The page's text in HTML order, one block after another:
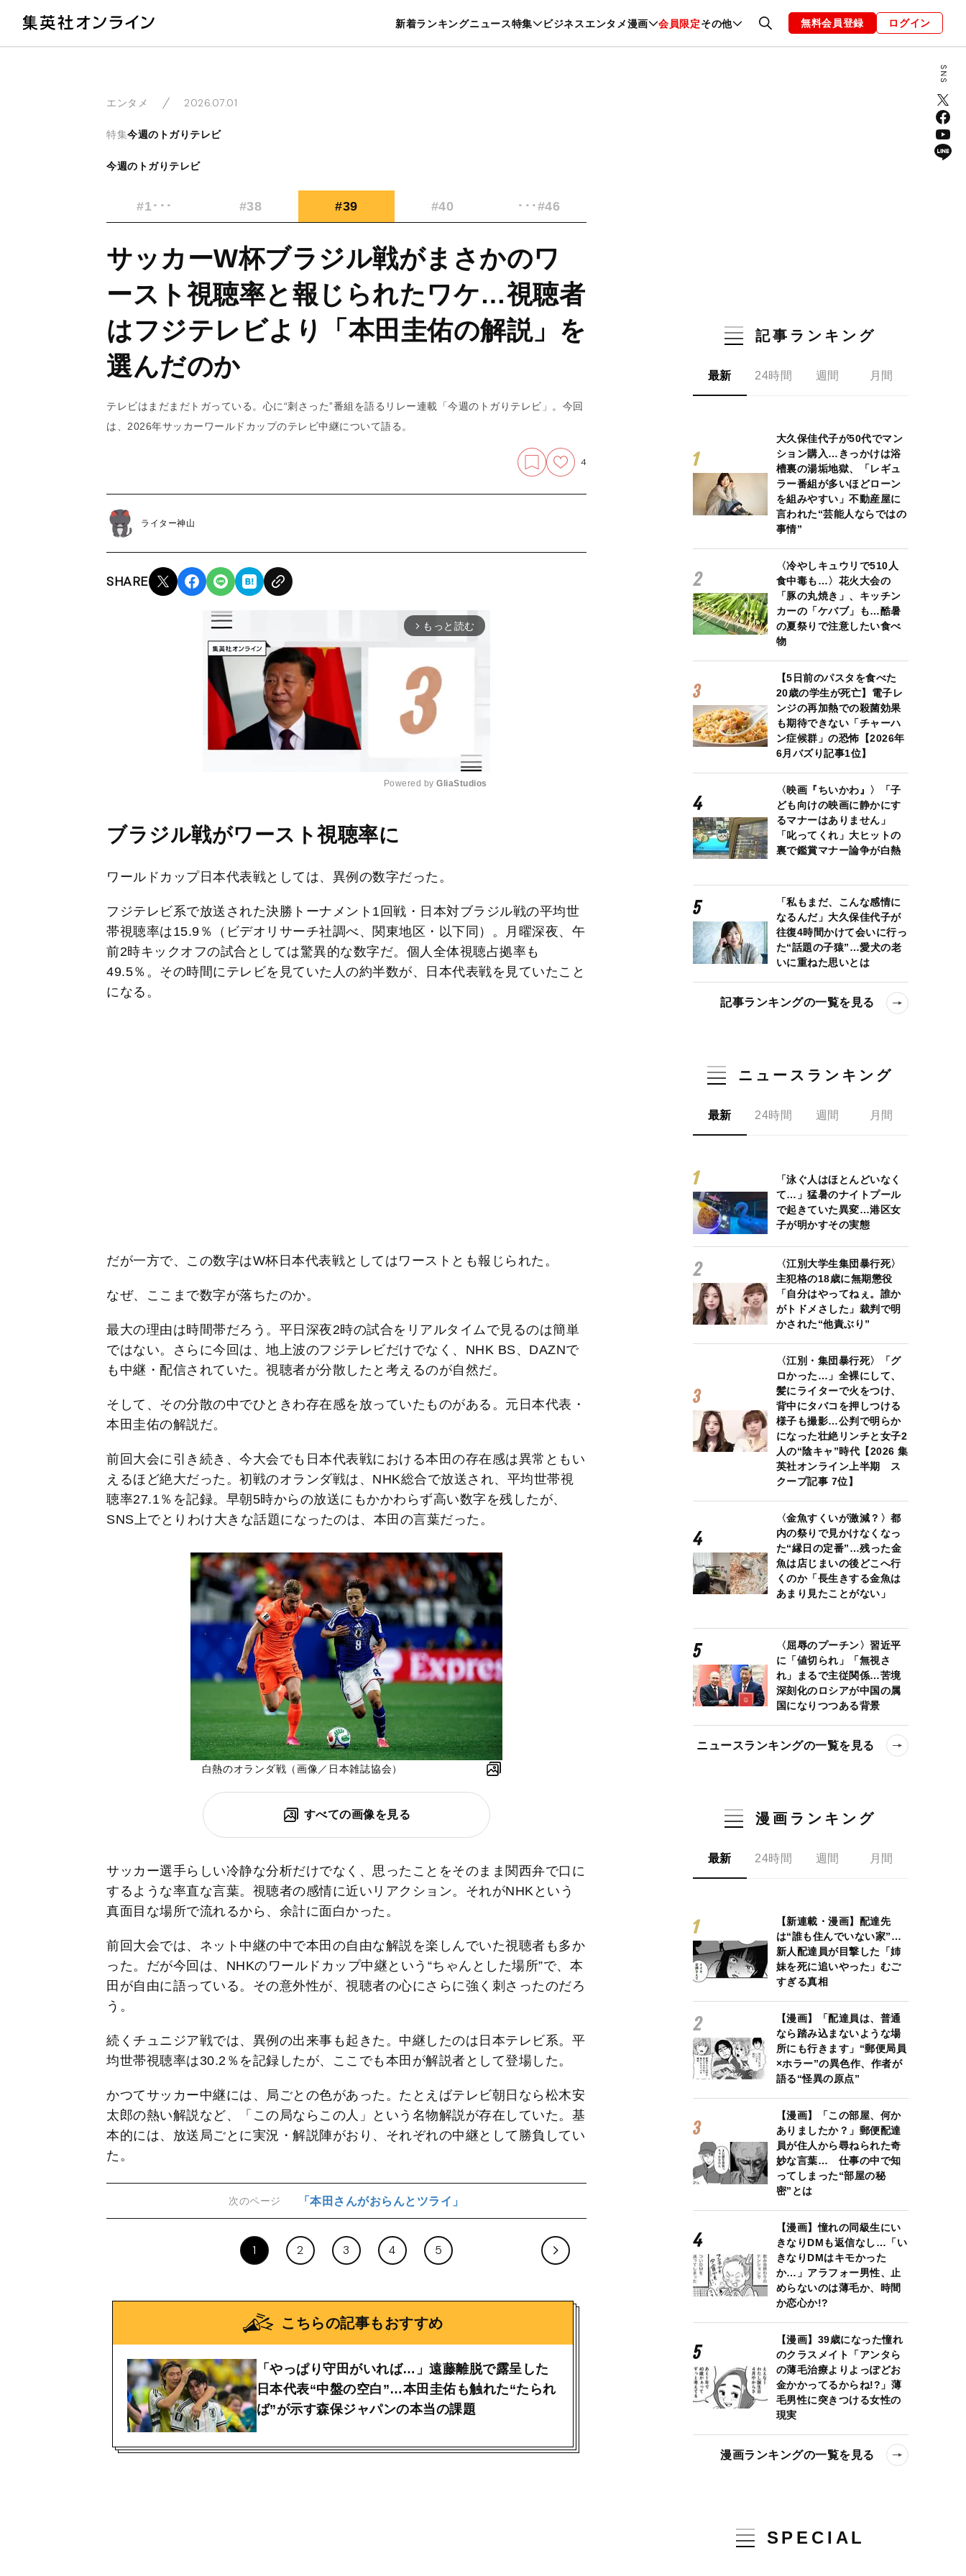
新着ランキングニュース特集 ビジネスエンタメ漫画 会員限定その他
暮らし スポーツ ヘルスケア 美容 グルメ ファッション 恋愛・結婚 編集部 お知らせ
無料会員登録 ログイン
エンタメ 2026.07.01
特集今週のトガりテレビ
今週のトガりテレビ
#1･･･ #38 #39 #40 ･･･#46
サッカーW杯ブラジル戦がまさかのワ
ースト視聴率と報じられたワケ…視聴者
はフジテレビより「本田圭佑の解説」を
選んだのか
テレビはまだまだトガっている。心に“刺さった”番組を語るリレー連載「今週のトガりテレビ」。今回
は、2026年サッカーワールドカップのテレビ中継について語る。
4
ライター神山
SHARE
arrow_forward_ios もっと読む
e
Powered by GliaStudios
ブラジル戦がワースト視聴率に
ワールドカップ日本代表戦としては、異例の数字だった。
フジテレビ系で放送された決勝トーナメント1回戦・日本対ブラジル戦の平均世
帯視聴率は15.9％（ビデオリサーチ社調べ、関東地区・以下同）。月曜深夜、午
前2時キックオフの試合としては驚異的な数字だ。個人全体視聴占拠率も
49.5％。その時間にテレビを見ていた人の約半数が、日本代表戦を見ていたこと
になる。
だが一方で、この数字はW杯日本代表戦としてはワーストとも報じられた。
なぜ、ここまで数字が落ちたのか。
最大の理由は時間帯だろう。平日深夜2時の試合をリアルタイムで見るのは簡単
ではない。さらに今回は、地上波のフジテレビだけでなく、NHK BS、DAZNで
も中継・配信されていた。視聴者が分散したと考えるのが自然だ。
そして、その分散の中でひときわ存在感を放っていたものがある。元日本代表・
本田圭佑の解説だ。
前回大会に引き続き、今大会でも日本代表戦における本田の存在感は異常ともい
えるほど絶大だった。初戦のオランダ戦は、NHK総合で放送され、平均世帯視
聴率27.1％を記録。早朝5時からの放送にもかかわらず高い数字を残したが、
SNS上でとりわけ大きな話題になったのは、本田の言葉だった。
白熱のオランダ戦（画像／日本雑誌協会）
すべての画像を見る
サッカー選手らしい冷静な分析だけでなく、思ったことをそのまま関西弁で口に
するような率直な言葉。視聴者の感情に近いリアクション。それがNHKという
真面目な場所で流れるから、余計に面白かった。
前回大会では、ネット中継の中で本田の自由な解説を楽しんでいた視聴者も多か
った。だが今回は、NHKのワールドカップ中継という“ちゃんとした場所”で、本
田が自由に語っている。その意外性が、視聴者の心にさらに強く刺さったのだろ
う。
続くチュニジア戦では、異例の出来事も起きた。中継したのは日本テレビ系。平
均世帯視聴率は30.2％を記録したが、ここでも本田が解説者として登場した。
かつてサッカー中継には、局ごとの色があった。たとえばテレビ朝日なら松木安
太郎の熱い解説など、「この局ならこの人」という名物解説が存在していた。基
本的には、放送局ごとに実況・解説陣がおり、それぞれの中継として勝負してい
た。
次のページ 「本田さんがおらんとツライ」
1 2 3 4 5
こちらの記事もおすすめ
「やっぱり守田がいれば…」遠藤離脱で露呈した
日本代表“中盤の空白”…本田圭佑も触れた“たられ
ば”が示す森保ジャパンの本当の課題
記事ランキング
最新 24時間 週間 月間
大久保佳代子が50代でマン
ション購入…きっかけは浴
槽裏の湯垢地獄、「レギュ
ラー番組が多いほどローン
を組みやすい」不動産屋に
言われた“芸能人ならではの
事情”
〈冷やしキュウリで510人
食中毒も…〉花火大会の
「豚の丸焼き」、キッチン
カーの「ケバブ」も…酷暑
の夏祭りで注意したい食べ
物
【5日前のパスタを食べた
20歳の学生が死亡】電子レ
ンジの再加熱での殺菌効果
も期待できない「チャーハ
ン症候群」の恐怖【2026年
6月バズり記事1位】
〈映画『ちいかわ』〉「子
ども向けの映画に静かにす
るマナーはありません」
「叱ってくれ」大ヒットの
裏で鑑賞マナー論争が白熱
「私もまだ、こんな感情に
なるんだ」大久保佳代子が
往復4時間かけて会いに行っ
た“話題の子猿”…愛犬の老
いに重ねた思いとは
記事ランキングの一覧を見る
ニュースランキング
最新 24時間 週間 月間
「泳ぐ人はほとんどいなく
て…」猛暑のナイトプール
で起きていた異変…港区女
子が明かすその実態
〈江別大学生集団暴行死〉
主犯格の18歳に無期懲役
「自分はやってねぇ。誰か
がトドメさした」裁判で明
かされた“他責ぶり”
〈江別・集団暴行死〉「グ
ロかった…」全裸にして、
髪にライターで火をつけ、
背中にタバコを押しつける
様子も撮影…公判で明らか
になった壮絶リンチと女子2
人の“陰キャ”時代【2026 集
英社オンライン上半期 ス
クープ記事 7位】
〈金魚すくいが激減？〉都
内の祭りで見かけなくなっ
た“縁日の定番”…残った金
魚は店じまいの後どこへ行
くのか「長生きする金魚は
あまり見たことがない」
〈屈辱のプーチン〉習近平
に「値切られ」「無視さ
れ」まるで主従関係…苦境
深刻化のロシアが中国の属
国になりつつある背景
ニュースランキングの一覧を見る
漫画ランキング
最新 24時間 週間 月間
【新連載・漫画】配達先
は“誰も住んでいない家”…
新人配達員が目撃した「姉
妹を死に追いやった」むご
すぎる真相
【漫画】「配達員は、普通
なら踏み込まないような場
所にも行きます」“郵便局員
×ホラー”の異色作、作者が
語る“怪異の原点”
【漫画】「この部屋、何か
ありましたか？」郵便配達
員が住人から尋ねられた奇
妙な言葉… 仕事の中で知
ってしまった“部屋の秘
密”とは
【漫画】憧れの同級生にい
きなりDMも返信なし…「い
きなりDMはキモかった
か…」アラフォー男性、止
めらないのは薄毛か、時間
か恋心か!?
【漫画】39歳になった憧れ
のクラスメイト「アンタら
の薄毛治療よりよっぽどお
金かかってるからね!?」薄
毛男性に突きつける女性の
現実
漫画ランキングの一覧を見る
SPECIAL